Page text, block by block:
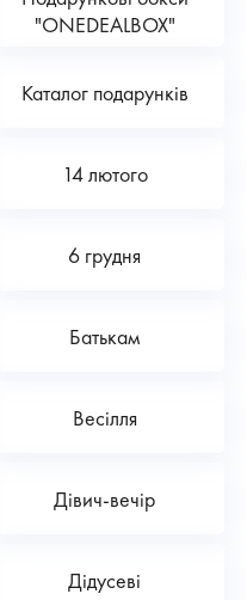
"ONEDEALBOX"
Каталог подарунків
14 лютого
6 грудня
Батькам
Весілля
Дівич-вечір
Дідусеві